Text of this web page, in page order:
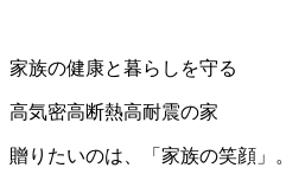
家族の健康と暮らしを守る
高気密高断熱高耐震の家
贈りたいのは、「家族の笑顔」。